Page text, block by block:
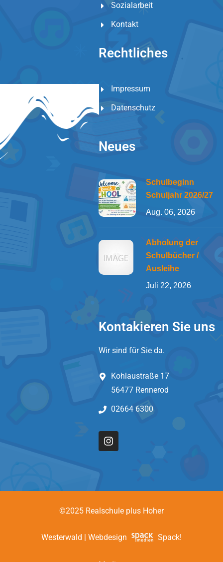
Sozialarbeit
Kontakt
Rechtliches
Impressum
Datenschutz
Neues
Schulbeginn
Schuljahr 2026/27
Aug. 06, 2026
Abholung der
Schulbücher /
Ausleihe
Juli 22, 2026
Kontakieren Sie uns
Wir sind für Sie da.
Kohlaustraße 17
56477 Rennerod
02664 6300
©2025 Realschule plus Hoher
Westerwald | Webdesign Spack!